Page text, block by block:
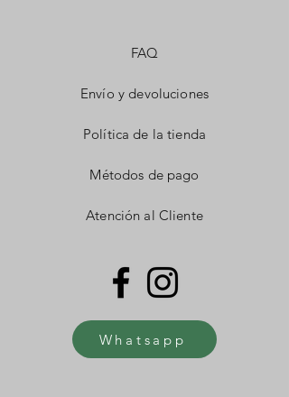
FAQ
Envío y devoluciones
Política de la tienda
Métodos de pago
Atención al Cliente
Whatsapp